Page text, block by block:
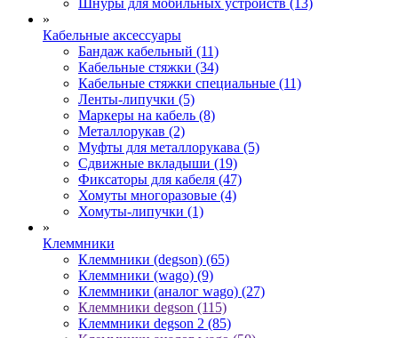
»
Кабельные аксессуары
Бандаж кабельный (11)
Кабельные стяжки (34)
Кабельные стяжки специальные (11)
Ленты-липучки (5)
Маркеры на кабель (8)
Металлорукав (2)
Муфты для металлорукава (5)
Сдвижные вкладыши (19)
Фиксаторы для кабеля (47)
Хомуты многоразовые (4)
Хомуты-липучки (1)
»
Клеммники
Клеммники (degson) (65)
Клеммники (wago) (9)
Клеммники (аналог wago) (27)
Клеммники degson (115)
Клеммники degson 2 (85)